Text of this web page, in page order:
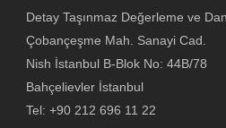
Detay Taşınmaz Değerleme ve
Çobançeşme Mah. Sanayi Cad.
Nish İstanbul B-Blok No: 44B/78
Bahçelievler İstanbul
Tel: +90 212 696 11 22